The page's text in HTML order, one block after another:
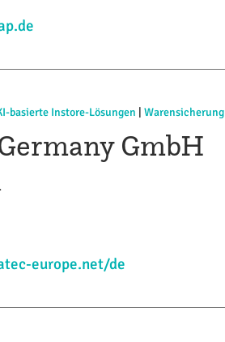
basierte Instore-Lösungen |Warensicherung
GmbH
europe.net/de